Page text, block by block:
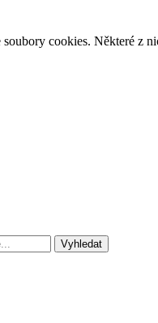
cookies. Některé z
Vyhledat